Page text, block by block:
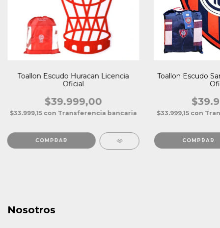
Toallon Escudo Huracan Licencia
Oficial
$39.999,00
$33.999,15 con Transferencia bancaria
Toallon Escudo
$33.999,15 con
Nosotros